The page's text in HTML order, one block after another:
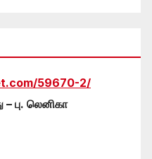
59670-2/
– பு. லெனிகா